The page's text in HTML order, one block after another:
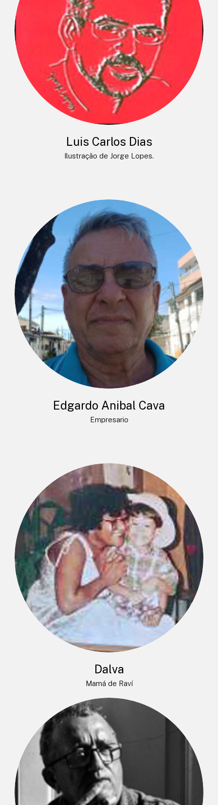
Luis Carlos Dias
Ilustração de Jorge Lopes.
Edgardo Anibal Cava
Empresario
Dalva
Mamá de Raví